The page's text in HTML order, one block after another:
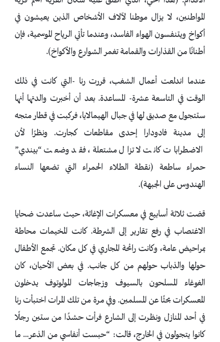
المواطنين، لا يزال موطنا لآلاف الأشخاص الذين يعيشون في
أكواخ ويتنفسون الهواء الفاسد، وعندما تأتي الرياح الموسمية، فإن
أطنانًا من القذارات والقمامة تغمر الشوارع والأكواخ).
عندما اندلعت أعمال الشغب، قررت رنا -التي كانت في ذلك
الوقت في التاسعة عشرة- المساعدة. بعد أن أخبرت والدتها أنها
ستتجول مع صديق لها في جبال الهيمالايا، فركبت في قطار متجه
إلى مدينة فادودارا إحدى مقاطعات كجارت. ونظرًا لأن
الاضطرابات كانت لا تزال مشتعلة، فقد وضعت “بيندي”
حمراء ساطعة (نقطة الطلاء الحمراء التي تضعها النساء
الهندوس على الجبهة).
قضت ثلاثة أسابيع في معسكرات الإغاثة، حيث ساعدت ضحايا
الاغتصاب في رفع تقارير إلى الشرطة. كانت المخيمات محاطة
بمراحيض عامة، وكانت رائحة المجاري في كل مكان. تجمع الأطفال
حولها والذباب حولهم من كل جانب. في بعض الأحيان، كان
الغوغاء المسلحون بالسيوف وزجاجات المولوتوف يدخلون
المعسكرات بحثًا عن المسلمين. وفي مرة من تلك المرات اختبأت رنا
في أحد المنازل ونظرت إلى الشارع فرأت حشدًا من ستين رجلًا
كانوا يتجولون في الخارج، قالت: “حبست أنفاسي من الذعر… ما